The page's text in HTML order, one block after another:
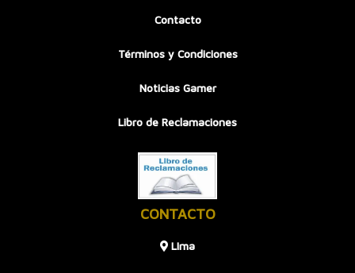
Contacto
Términos y Condiciones
Noticias Gamer
Libro de Reclamaciones
CONTACTO
LIma